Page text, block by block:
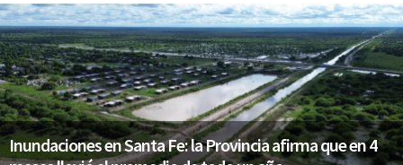
Inundaciones en Santa Fe: la Provincia afirma que en 4